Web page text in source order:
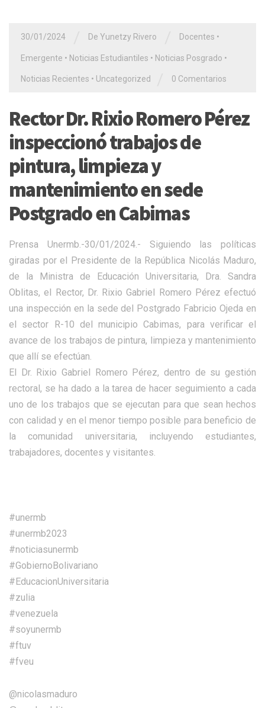
30/01/2024 De Yunetzy Rivero Docentes •
Emergente • Noticias Estudiantiles • Noticias Posgrado •
Noticias Recientes • Uncategorized 0 Comentarios
Rector Dr. Rixio Romero Pérez
inspeccionó trabajos de
pintura, limpieza y
mantenimiento en sede
Postgrado en Cabimas
Prensa Unermb.-30/01/2024.- Siguiendo las políticas
giradas por el Presidente de la República Nicolás Maduro,
de la Ministra de Educación Universitaria, Dra. Sandra
Oblitas, el Rector, Dr. Rixio Gabriel Romero Pérez efectuó
una inspección en la sede del Postgrado Fabricio Ojeda en
el sector R-10 del municipio Cabimas, para verificar el
avance de los trabajos de pintura, limpieza y mantenimiento
que allí se efectúan.
El Dr. Rixio Gabriel Romero Pérez, dentro de su gestión
rectoral, se ha dado a la tarea de hacer seguimiento a cada
uno de los trabajos que se ejecutan para que sean hechos
con calidad y en el menor tiempo posible para beneficio de
la comunidad universitaria, incluyendo estudiantes,
trabajadores, docentes y visitantes.
#unermb
#unermb2023
#noticiasunermb
#GobiernoBolivariano
#EducacionUniversitaria
#zulia
#venezuela
#soyunermb
#ftuv
#fveu
@nicolasmaduro